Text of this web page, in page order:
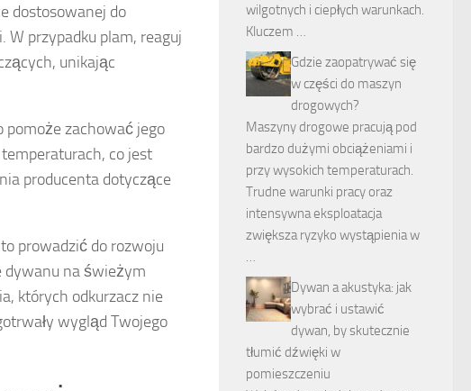
dostosowanej do
W przypadku plam, reaguj
unikając
pomoże zachować jego
co jest
producenta dotyczące
prowadzić do rozwoju
dywanu na świeżym
których odkurzacz nie
wygląd Twojego
wilgotnych i ciepłych warunkach.
Kluczem …
Gdzie zaopatrywać się
w części do maszyn
drogowych?
Maszyny drogowe pracują pod
bardzo dużymi obciążeniami i
przy wysokich temperaturach.
Trudne warunki pracy oraz
intensywna eksploatacja
zwiększa ryzyko wystąpienia w
…
Dywan a akustyka: jak
wybrać i ustawić
dywan, by skutecznie
tłumić dźwięki w
pomieszczeniu